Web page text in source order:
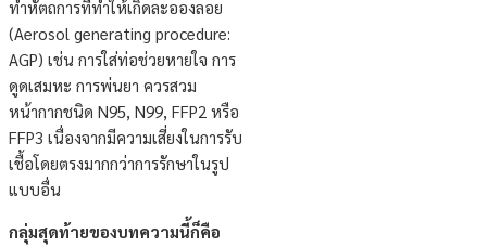
ทำหัตถการที่ทำให้เกิดละอองลอย
(Aerosol generating procedure:
AGP) เช่น การใส่ท่อช่วยหายใจ การ
ดูดเสมหะ การพ่นยา ควรสวม
หน้ากากชนิด N95, N99, FFP2 หรือ
FFP3 เนื่องจากมีความเสี่ยงในการรับ
เชื้อโดยตรงมากกว่าการรักษาในรูป
แบบอื่น
กลุ่มสุดท้ายของบทความนี้ก็คือ